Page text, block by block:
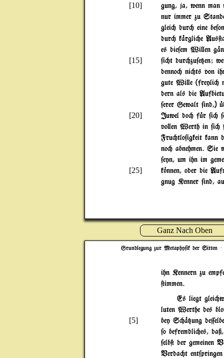
[10]
gung, ja, wenn
nur immer zu
glei" dur" eine
dur" k%rgli"e
es die$em Wi}en
[15]
$i"t dur"zu$e{en;
denno" ni"ts von
gute Wi}e (freyli"
dern als die
$erer Gewalt $ind,)
[20]
Juwel do" f|r $i"
vo}en Werth in $i"
Fru"tlo$igkeit kann
no" abnehmen. Sie
$eyn, um ihn im
[25]
k~nnen, oder die
gnug Kenner $ind,
Ganz Nach Oben
Grundlegung zur Metaphy$ik der Sitten·
ihn Kennern zu
@immen.
Es liegt
luten Werthe des
[5]
bey S"%{ung
$o befremdli"es,
$elb@ der gemeinen
Verda"t